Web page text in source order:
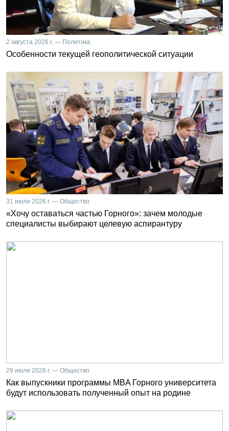
2 августа 2026 г. — Политика
Особенности текущей геополитической ситуации
31 июля 2026 г. — Общество
«Хочу оставаться частью Горного»: зачем молодые
специалисты выбирают целевую аспирантуру
29 июля 2026 г. — Общество
Как выпускники программы MBA Горного университета
будут использовать полученный опыт на родине